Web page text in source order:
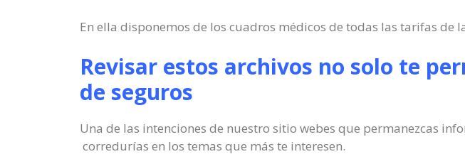
En ella disponemos de los cuadros médicos de todas las tarifas de
Revisar estos archivos no solo te
de seguros
Una de las intenciones de nuestro sitio webes que permanezcas
corredurías en los temas que más te interesen.